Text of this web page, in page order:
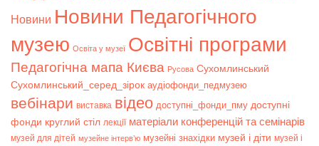
Новини Новини Педагогічного
музею Освіта у музеї Освітні програми
Педагогічна мапа Києва Русова Сухомлинський
Сухомлинський_серед_зірок аудіофонди_педмузею
вебінари виставка відео доступні_фонди_пму доступні
фонди круглий стіл лекції матеріали конференцій та семінарів
музей для дітей музейне інтерв’ю музейні знахідки музей і діти музей і